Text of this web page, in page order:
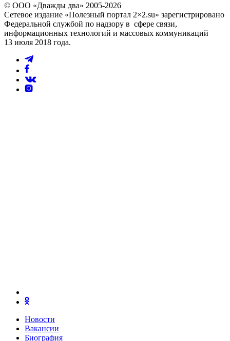
© ООО «Дважды два» 2005-2026
Сетевое издание «Полезный портал 2×2.su» зарегистрировано
Федеральной службой по надзору в сфере связи,
информационных технологий и массовых коммуникаций
13 июля 2018 года.
Новости
Вакансии
Биография